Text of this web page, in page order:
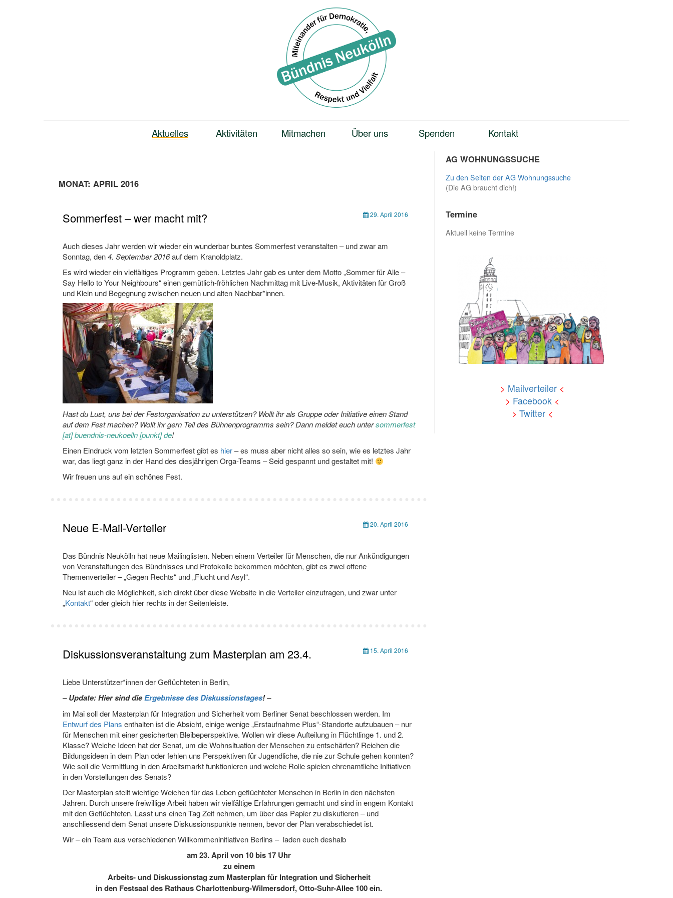
Aktuelles Aktivitäten Mitmachen Über uns Spenden Kontakt
MONAT: APRIL 2016
Sommerfest – wer macht mit? 29. April 2016
Auch dieses Jahr werden wir wieder ein wunderbar buntes Sommerfest veranstalten – und zwar am
Sonntag, den4. September 2016auf dem Kranoldplatz.
Es wird wieder ein vielfältiges Programm geben. Letztes Jahr gab es unter dem Motto „Sommer für Alle –
Say Hello to Your Neighbours“ einen gemütlich-fröhlichen Nachmittag mit Live-Musik, Aktivitäten für Groß
und Klein und Begegnung zwischen neuen und alten Nachbar*innen.
Hast du Lust, uns bei der Festorganisation zu unterstützen? Wollt ihr als Gruppe oder Initiative einen Stand
auf dem Fest machen? Wollt ihr gern Teil des Bühnenprogramms sein? Dann meldet euch untersommerfest
[at] buendnis-neukoelln [punkt] de!
Einen Eindruck vom letzten Sommerfest gibt es hier– es muss aber nicht alles so sein, wie es letztes Jahr
war, das liegt ganz in der Hand des diesjährigen Orga-Teams – Seid gespannt und gestaltet mit!
Wir freuen uns auf ein schönes Fest.
Neue E-Mail-Verteiler 20. April 2016
Das Bündnis Neukölln hat neue Mailinglisten. Neben einem Verteiler für Menschen, die nur Ankündigungen
von Veranstaltungen des Bündnisses und Protokolle bekommen möchten, gibt es zwei offene
Themenverteiler – „Gegen Rechts“ und „Flucht und Asyl“.
Neu ist auch die Möglichkeit, sich direkt über diese Website in die Verteiler einzutragen, und zwar unter
„Kontakt“ oder gleich hier rechts in der Seitenleiste.
Diskussionsveranstaltung zum Masterplan am 23.4. 15. April 2016
Liebe Unterstützer*innen der Geflüchteten in Berlin,
– Update: Hier sind dieErgebnisse des Diskussionstages! –
im Mai soll der Masterplan für Integration und Sicherheit vom Berliner Senat beschlossen werden. Im
Entwurf des Plans enthalten ist die Absicht, einige wenige „Erstaufnahme Plus“-Standorte aufzubauen – nur
für Menschen mit einer gesicherten Bleibeperspektive. Wollen wir diese Aufteilung in Flüchtlinge 1. und 2.
Klasse? Welche Ideen hat der Senat, um die Wohnsituation der Menschen zu entschärfen? Reichen die
Bildungsideen in dem Plan oder fehlen uns Perspektiven für Jugendliche, die nie zur Schule gehen konnten?
Wie soll die Vermittlung in den Arbeitsmarkt funktionieren und welche Rolle spielen ehrenamtliche Initiativen
in den Vorstellungen des Senats?
Der Masterplan stellt wichtige Weichen für das Leben geflüchteter Menschen in Berlin in den nächsten
Jahren. Durch unsere freiwillige Arbeit haben wir vielfältige Erfahrungen gemacht und sind in engem Kontakt
mit den Geflüchteten. Lasst uns einen Tag Zeit nehmen, um über das Papier zu diskutieren – und
anschliessend dem Senat unsere Diskussionspunkte nennen, bevor der Plan verabschiedet ist.
Wir – ein Team aus verschiedenen Willkommeninitiativen Berlins – laden euch deshalb
am 23. April von 10 bis 17 Uhr
zu einem
Arbeits- und Diskussionstag zum Masterplan für Integration und Sicherheit
in den Festsaal des Rathaus Charlottenburg-Wilmersdorf, Otto-Suhr-Allee 100 ein.
AG WOHNUNGSSUCHE
Zu den Seiten der AG Wohnungssuche
(Die AG braucht dich!)
Termine
Aktuell keine Termine
> Mailverteiler <
> Facebook <
> Twitter <